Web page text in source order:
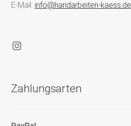
E-Mail: info@handarbeiten-kaess.de
Instagram
Zahlungsarten